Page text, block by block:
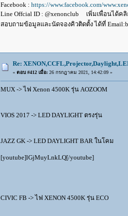
Facebook : https://www.facebook.com/
Line Offcial ID : @xenonclub เพิ่มเพื่อนได้ค
สอบถามข้อมูลและนัดจองคิวติดตั้ง ได้ที่
Re:
« ตอบ #412 เมื่อ:26 กรกฎาคม 2021, 14:42:09 »
MUX -> ไฟ Xenon 4500K รุ่น AOZOOM
VIOS 2017 -> LED DAYLIGHT ตรงรุ่น
JAZZ GK -> LED DAYLIGHT BAR ในโคม
[youtube]lGjMuyLnkLQ[/youtube]
CIVIC FB -> ไฟ XENON 4500K รุ่น ECO